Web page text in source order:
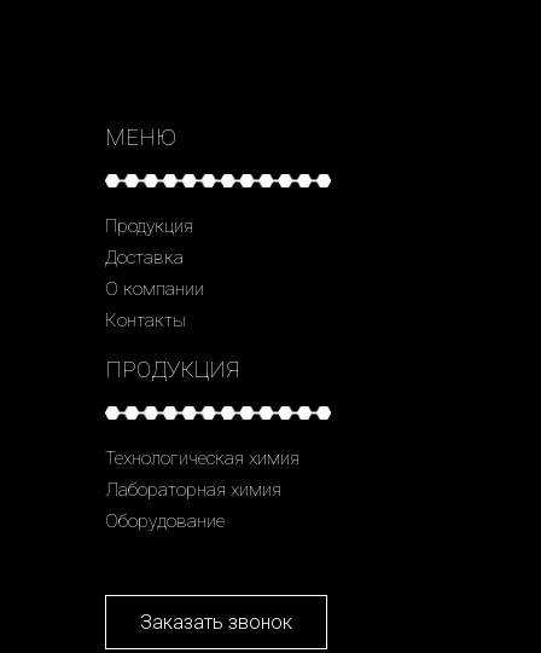
МЕНЮ
Продукция
Доставка
О компании
Контакты
ПРОДУКЦИЯ
Технологическая химия
Лабораторная химия
Оборудование
Заказать звонок